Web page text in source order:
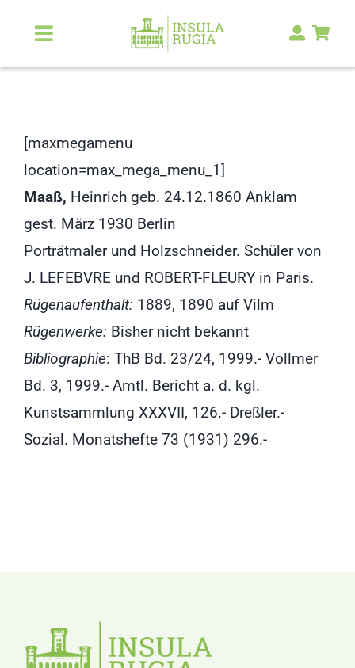
Inhalt
springen
Toggle
Navigation
Malerlexikon
RUGIA Shop
[maxmegamenu
location=max_mega_menu_1]
Maaß, Heinrich geb. 24.12.1860 Anklam
gest. März 1930 Berlin
Porträtmaler und Holzschneider. Schüler von
J. LEFEBVRE und ROBERT-FLEURY in Paris.
Rügenaufenthalt: 1889, 1890 auf Vilm
Rügenwerke: Bisher nicht bekannt
Bibliographie: ThB Bd. 23/24, 1999.- Vollmer
Bd. 3, 1999.- Amtl. Bericht a. d. kgl.
Kunstsammlung XXXVII, 126.- Dreßler.-
Sozial. Monatshefte 73 (1931) 296.-